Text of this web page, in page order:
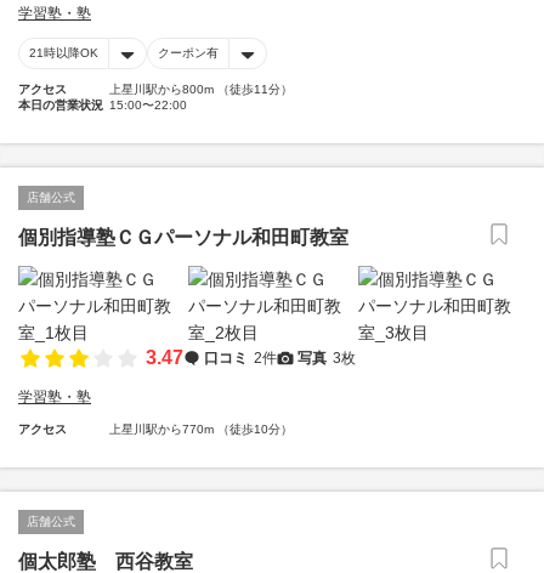
学習塾・塾
21時以降OK クーポン有
アクセス
上星川駅から800m （徒歩11分）
本日の営業状況 15:00〜22:00
店舗公式
個別指導塾ＣＧパーソナル和田町教室
3.47 口コミ 2件 写真 3枚
学習塾・塾
アクセス 上星川駅から770m （徒歩10分）
店舗公式
個太郎塾 西谷教室